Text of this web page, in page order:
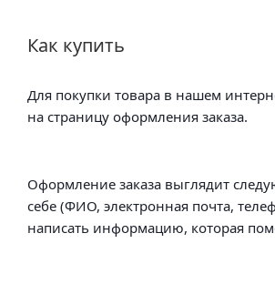
Как купить
Для покупки товара в нашем
на страницу оформления заказа.
Оформление заказа выглядит
себе (ФИО, электронная почта,
написать информацию, которая